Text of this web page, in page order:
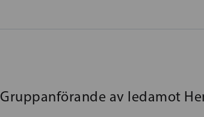
Gruppanförande av ledamot